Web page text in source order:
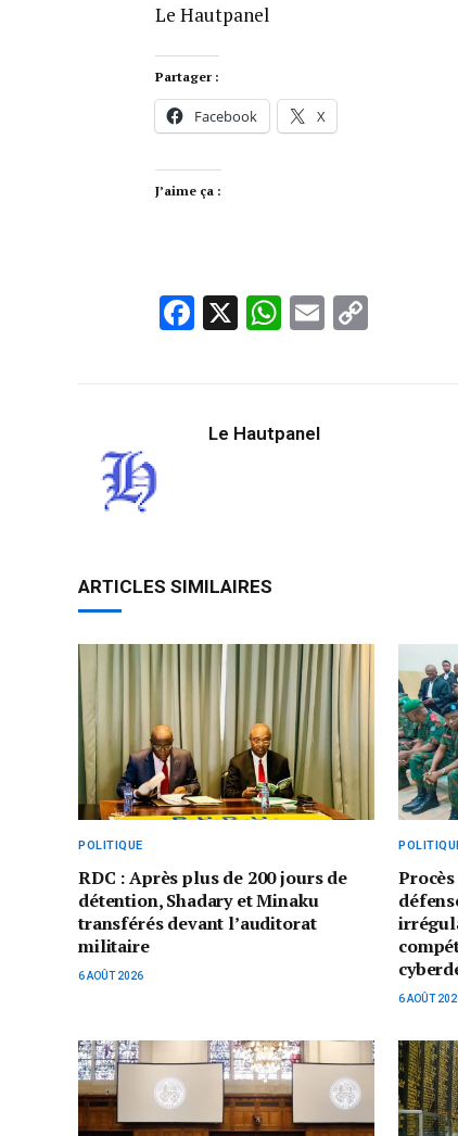
Le Hautpanel
Partager :
Facebook X
J’aime ça :
Facebook
X WhatsApp
Email
Le Hautpanel
ARTICLES SIMILAIRES
POLITIQUE
RDC : Après plus de 200 jours de
détention, Shadary et Minaku
transférés devant l’auditorat
militaire
6 AOÛT 2026
6 AOÛT